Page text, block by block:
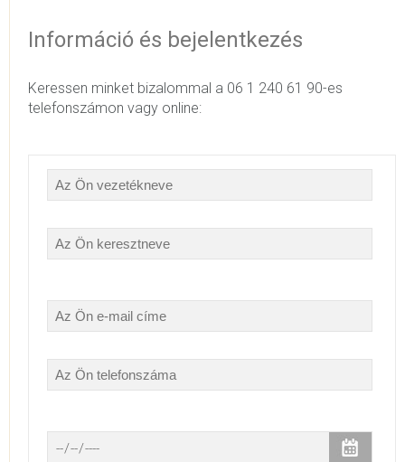
Információ és bejelentkezés
Keressen minket bizalommal a 06 1 240 61 90-es
telefonszámon vagy online: